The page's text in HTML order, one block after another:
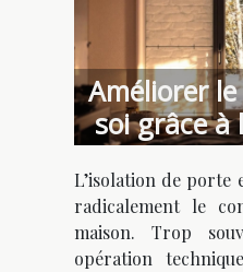
Améliorer
soi grâce à
porte
L’isolation de
radicalement le
maison. Trop
opération